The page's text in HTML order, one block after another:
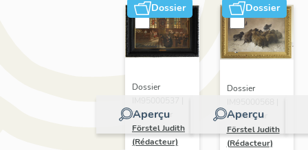
Dossier
Aperçu
Dossier
Réalisé par
Förstel Judith
(Rédacteur)
Dossier
Aperçu
Dossier
Réalisé par
Förstel Judith
(Rédacteur)